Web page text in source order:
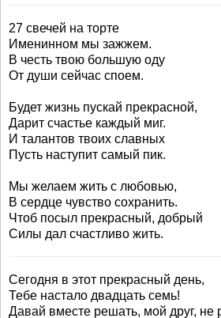
27 свечей на торте
Именинном мы зажжем.
В честь твою большую оду
От души сейчас споем.
Будет жизнь пускай прекрасной,
Дарит счастье каждый миг.
И талантов твоих славных
Пусть наступит самый пик.
Мы желаем жить с любовью,
В сердце чувство сохранить.
Чтоб посыл прекрасный, добрый
Силы дал счастливо жить.
Сегодня в этот прекрасный день,
Тебе настало двадцать семь!
Давай вместе решать, мой друг, не